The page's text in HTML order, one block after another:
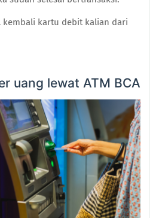
kembali kartu debit kalian dari
uang lewat ATM BCA